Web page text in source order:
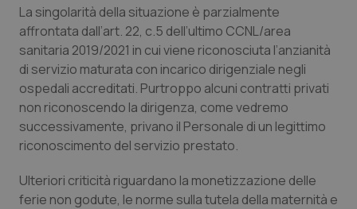
Sardegna
Sicilia
Toscana
Umbria
Valle D’Aosta
Malattia di Crohn & Rettocolite Ulcerosa
Neuroscienze & patologie neurodegenerative
Obesità
Oftalmologia
Oncodermatologia
La singolarità della situazione è parzialmente
affrontata dall’art. 22, c.5 dell’ultimo CCNL/area
sanitaria 2019/2021 in cui viene riconosciuta l’anzianità
di servizio maturata con incarico dirigenziale negli
ospedali accreditati. Purtroppo alcuni contratti privati
non riconoscendo la dirigenza, come vedremo
successivamente, privano il Personale di un legittimo
riconoscimento del servizio prestato.
Ulteriori criticità riguardano la monetizzazione delle
ferie non godute, le norme sulla tutela della maternità e